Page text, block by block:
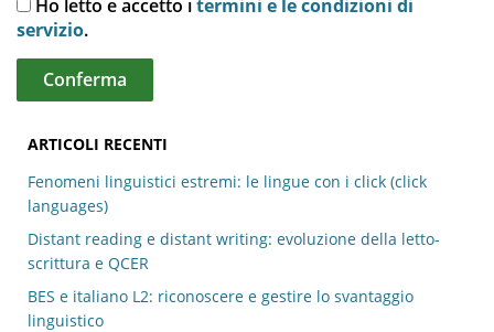
Ho letto e accetto itermini e le condizioni di
servizio.
ARTICOLI RECENTI
Fenomeni linguistici estremi: le lingue con i click (click
languages)
Distant reading e distant writing: evoluzione della letto-
scrittura e QCER
BES e italiano L2: riconoscere e gestire lo svantaggio
linguistico